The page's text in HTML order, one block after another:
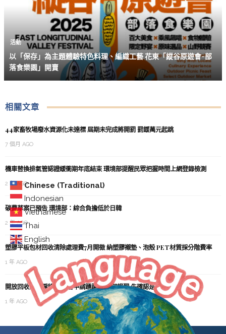
Chinese (Traditional)
Indonesian
Vietnamese
Thai
English
活動
以「保存」為主題體驗特色料理、編織工藝 花東「縱谷原遊會-部
落食樂園」開賣
相關文章
44家畜牧場廢水資源化未達標 屆期未完成將開罰 罰鍰萬元起跳
7 個月 AGO
機車替換排氣管認證緩衝期年底結束 環境部提醒民眾把握時間上網登錄檢測
2 年 AGO
碳費草案已預告 環境部：綜合負擔低於日韓
2 年 AGO
塑膠平板包材回收清除處理費7月開徵 納塑膠襯墊、泡殼 PET材質採分階費率
1 年 AGO
開放回收業聘僱移工 業者申請踴躍 環境部提醒 先確認是否符合資格
1 年 AGO